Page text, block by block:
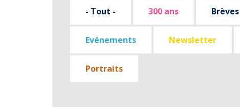
- Tout - 300 ans Brèves
Evénements Newsletter
Portraits